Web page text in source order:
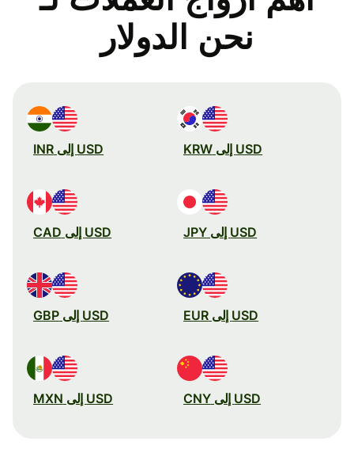
نحن الدولار
USD إلى KRW USD إلى INR
USD إلى JPY USD إلى CAD
USD إلى EUR USD إلى GBP
USD إلى CNY USD إلى MXN